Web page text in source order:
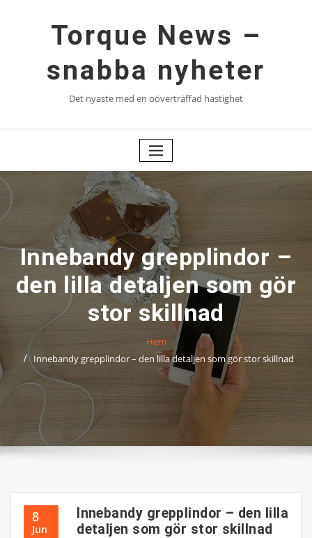
Torque News –
snabba nyheter
Det nyaste med en oöverträffad hastighet
Innebandy grepplindor –
den lilla detaljen som gör
stor skillnad
Hem
Innebandy grepplindor – den lilla detaljen som gör stor skillnad
8
Jun
Innebandy grepplindor – den lilla
detaljen som gör stor skillnad